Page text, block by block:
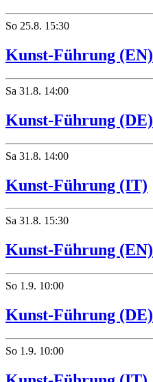
So 25.8. 15:30
Kunst-Führung (EN)
Sa 31.8. 14:00
Kunst-Führung (DE)
Sa 31.8. 14:00
Kunst-Führung (IT)
Sa 31.8. 15:30
Kunst-Führung (EN)
So 1.9. 10:00
Kunst-Führung (DE)
So 1.9. 10:00